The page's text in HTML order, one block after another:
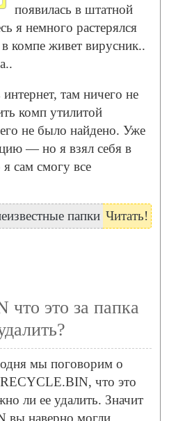
появилась в штатной
я немного растерялся
компе живет вирусник..
там ничего не
комп утилитой
не было найдено. Уже
— но я взял себя в
я сам смогу все
Читать!
папки
это за папка
мы поговорим о
что это
ли ее удалить. Значит
вы наверно могли